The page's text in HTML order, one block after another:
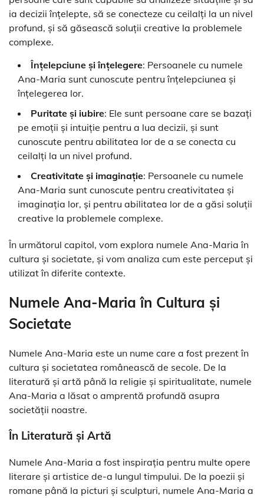
ia decizii înțelepte, să se conecteze cu ceilalți la un nivel
profund, și să găsească soluții creative la problemele
complexe.
Înțelepciune și înțelegere: Persoanele cu numele
Ana-Maria sunt cunoscute pentru înțelepciunea și
înțelegerea lor.
Puritate și iubire: Ele sunt persoane care se bazați
pe emoții și intuiție pentru a lua decizii, și sunt
cunoscute pentru abilitatea lor de a se conecta cu
ceilalți la un nivel profund.
Creativitate și imaginație: Persoanele cu numele
Ana-Maria sunt cunoscute pentru creativitatea și
imaginația lor, și pentru abilitatea lor de a găsi soluții
creative la problemele complexe.
În următorul capitol, vom explora numele Ana-Maria în
cultura și societate, și vom analiza cum este perceput și
utilizat în diferite contexte.
Numele Ana-Maria în Cultura și
Societate
Numele Ana-Maria este un nume care a fost prezent în
cultura și societatea românească de secole. De la
literatură și artă până la religie și spiritualitate, numele
Ana-Maria a lăsat o amprentă profundă asupra
societății noastre.
În Literatură și Artă
Numele Ana-Maria a fost inspirația pentru multe opere
literare și artistice de-a lungul timpului. De la poezii și
romane până la picturi și sculpturi, numele Ana-Maria a